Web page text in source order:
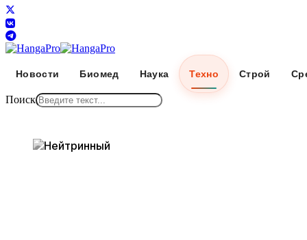
Новости Биомед Наука Техно Строй
Поиск